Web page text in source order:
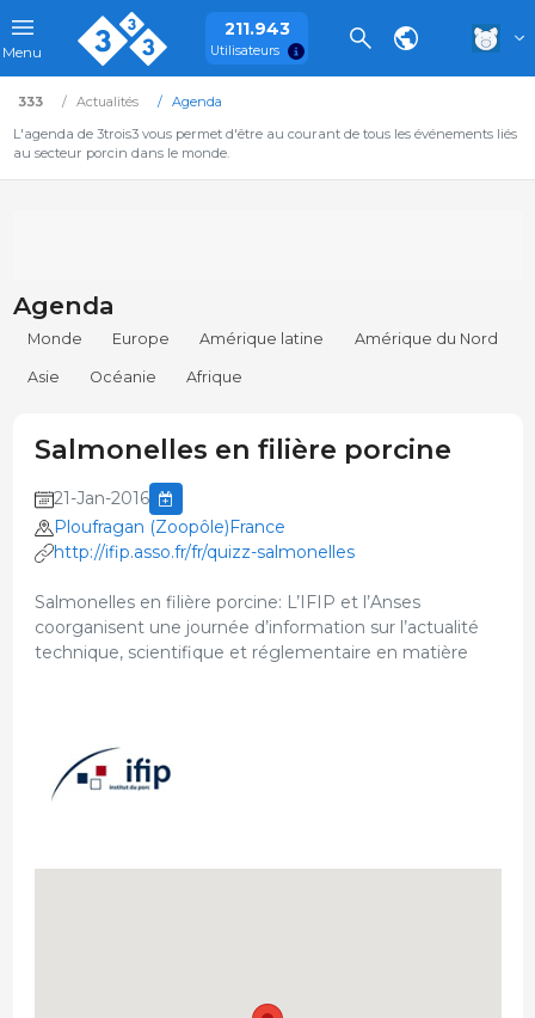
Menu
211.943
Utilisateurs
333 Actualités
Agenda
L'agenda de 3trois3 vous permet d'être au courant de tous les événements liés
au secteur porcin dans le monde.
Agenda
Monde Europe Amérique latine Amérique du Nord
Asie Océanie Afrique
Salmonelles en filière porcine
21-Jan-2016
Ploufragan (Zoopôle)France
http://ifip.asso.fr/fr/quizz-salmonelles
Salmonelles en filière porcine: L’IFIP et l’Anses
coorganisent une journée d’information sur l’actualité
technique, scientifique et réglementaire en matière